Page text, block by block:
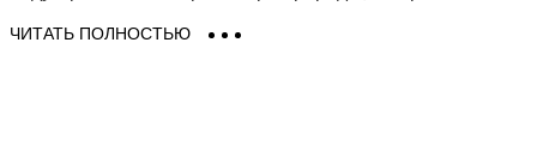
серебро легко переплетаются с акцентами из древесины
ЧИТАТЬ ПОЛНОСТЬЮ